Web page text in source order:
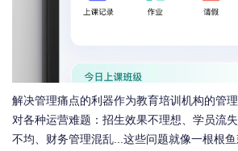
解决管理痛点的利器作为教育培训机构的管
对各种运营难题：招生效果不理想、学员流
不均、财务管理混乱...这些问题就像一根根